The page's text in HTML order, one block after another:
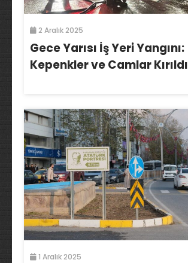
2 Aralık 2025
Gece Yarısı İş Yeri Yangını:
Kepenkler ve Camlar Kırıldı
1 Aralık 2025